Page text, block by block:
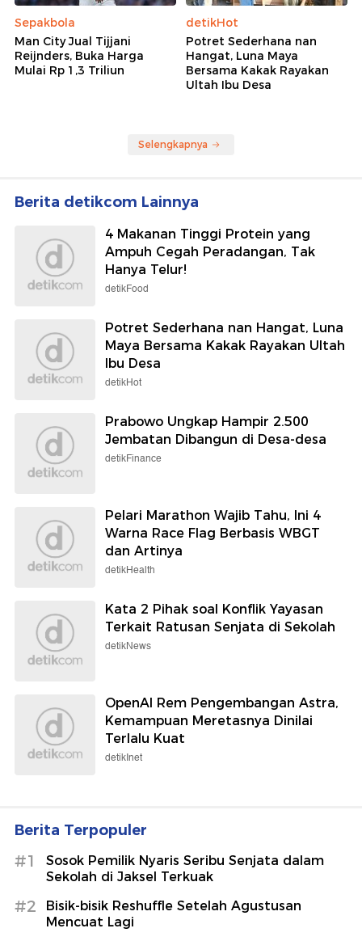
Sepakbola
Man City Jual Tijjani
Reijnders, Buka Harga
Mulai Rp 1,3 Triliun
detikHot
Potret Sederhana nan
Hangat, Luna Maya
Bersama Kakak Rayakan
Ultah Ibu Desa
Selengkapnya
Berita detikcom Lainnya
4 Makanan Tinggi Protein yang
Ampuh Cegah Peradangan, Tak
Hanya Telur!
detikFood
Potret Sederhana nan Hangat, Luna
Maya Bersama Kakak Rayakan Ultah
Ibu Desa
detikHot
Prabowo Ungkap Hampir 2.500
Jembatan Dibangun di Desa-desa
detikFinance
Pelari Marathon Wajib Tahu, Ini 4
Warna Race Flag Berbasis WBGT
dan Artinya
detikHealth
Kata 2 Pihak soal Konflik Yayasan
Terkait Ratusan Senjata di Sekolah
detikNews
OpenAI Rem Pengembangan Astra,
Kemampuan Meretasnya Dinilai
Terlalu Kuat
detikInet
Berita Terpopuler
#1
Sosok Pemilik Nyaris Seribu Senjata dalam
Sekolah di Jaksel Terkuak
#2
Bisik-bisik Reshuffle Setelah Agustusan
Mencuat Lagi